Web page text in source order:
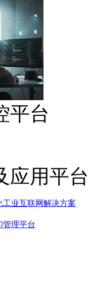
平台
应用平台
业互联网解决方案
管理平台